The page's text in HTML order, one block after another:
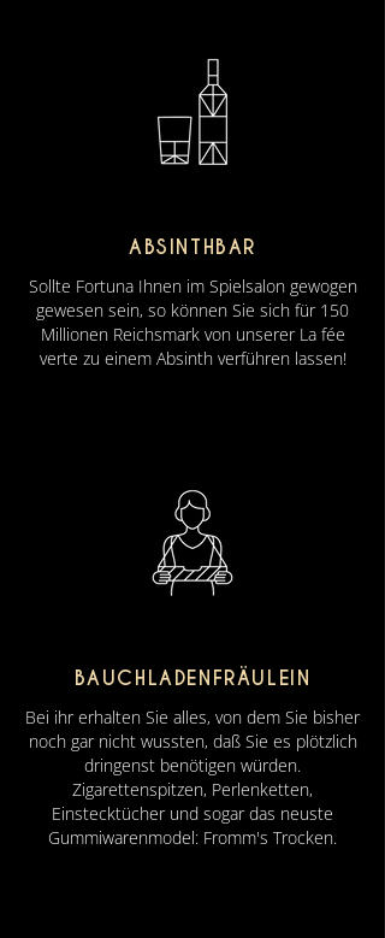
ABSINTHBAR
Sollte Fortuna Ihnen im Spielsalon gewogen
gewesen sein, so können Sie sich für 150
Millionen Reichsmark von unserer La fée
verte zu einem Absinth verführen lassen!
BAUCHLADENFRÄULEIN
Bei ihr erhalten Sie alles, von dem Sie bisher
noch gar nicht wussten, daß Sie es plötzlich
dringenst benötigen würden.
Zigarettenspitzen, Perlenketten,
Einstecktücher und sogar das neuste
Gummiwarenmodel: Fromm's Trocken.